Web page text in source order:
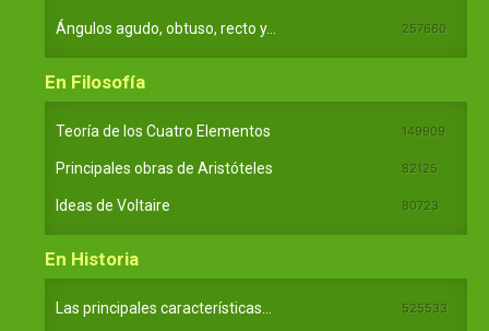
Ángulos agudo, obtuso, recto y... 257660
En Filosofía
Teoría de los Cuatro Elementos 149909
Principales obras de Aristóteles 82125
Ideas de Voltaire 80723
En Historia
Las principales características... 525533